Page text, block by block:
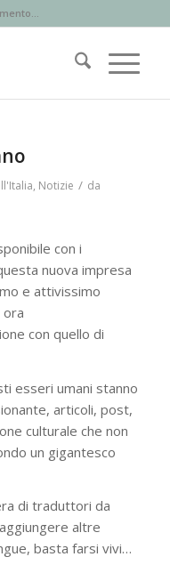
, Notizie / da
con i
nuova impresa
e attivissimo
con quello di
esseri umani stanno
articoli, post,
culturale che non
un gigantesco
di traduttori da
altre
basta farsi vivi…